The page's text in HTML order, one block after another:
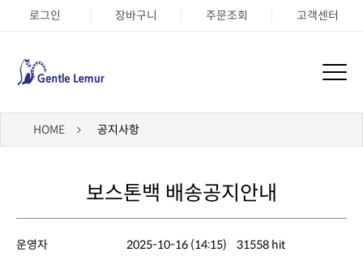
로그인 장바구니 주문조회 고객센터
HOME 공지사항
보스톤백 배송공지안내
운영자 2025-10-16 (14:15)
31558 hit